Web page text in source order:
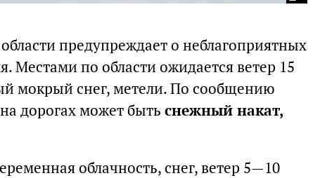
предупреждает о неблагоприятных
Местами по области ожидается ветер 15
мокрый снег, метели. По сообщению
дорогах может быть снежный накат,
облачность, снег, ветер 5—10